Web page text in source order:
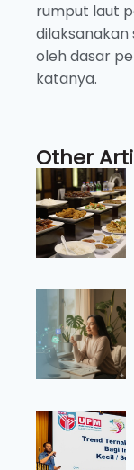
rumput laut
dilaksanakan
oleh dasar
katanya.
Other